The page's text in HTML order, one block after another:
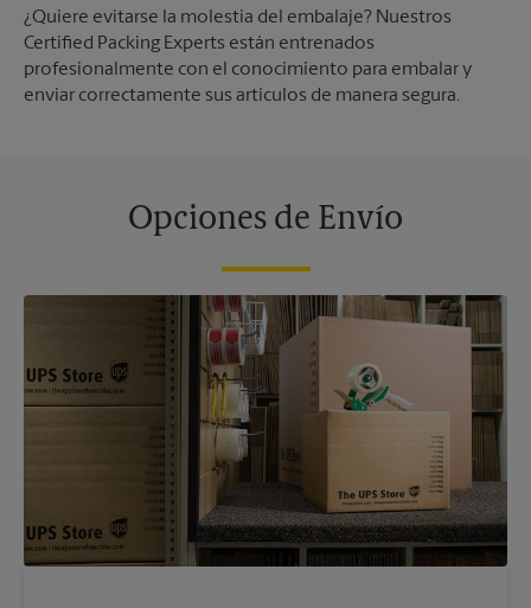
¿Quiere evitarse la molestia del embalaje? Nuestros
Certified Packing Experts están entrenados
profesionalmente con el conocimiento para embalar y
enviar correctamente sus artículos de manera segura.
Opciones de Envío